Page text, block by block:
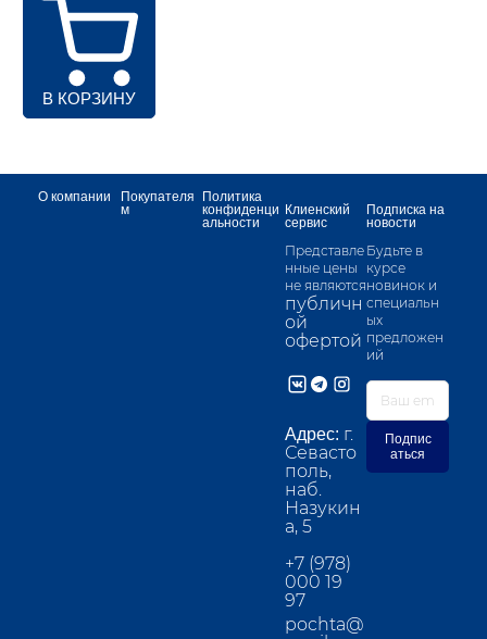
В КОРЗИНУ
О компании
Покупателя
м
Политика
конфиденци
альности
Подписка на
новости
Будьте в
курсе
новинок и
специальн
ых
предложен
ий
Подпис
аться
Клиенский
сервис
Представле
нные цены
не являются
публичн
ой
офертой
Адрес: г.
Севасто
поль,
наб.
Назукин
а, 5
+7 (978)
000 19
97
pochta@